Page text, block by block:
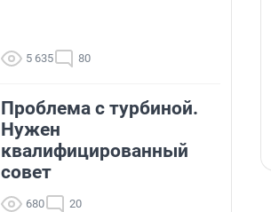
5 635 80
Проблема с турбиной.
Нужен
квалифицированный
совет
680 20